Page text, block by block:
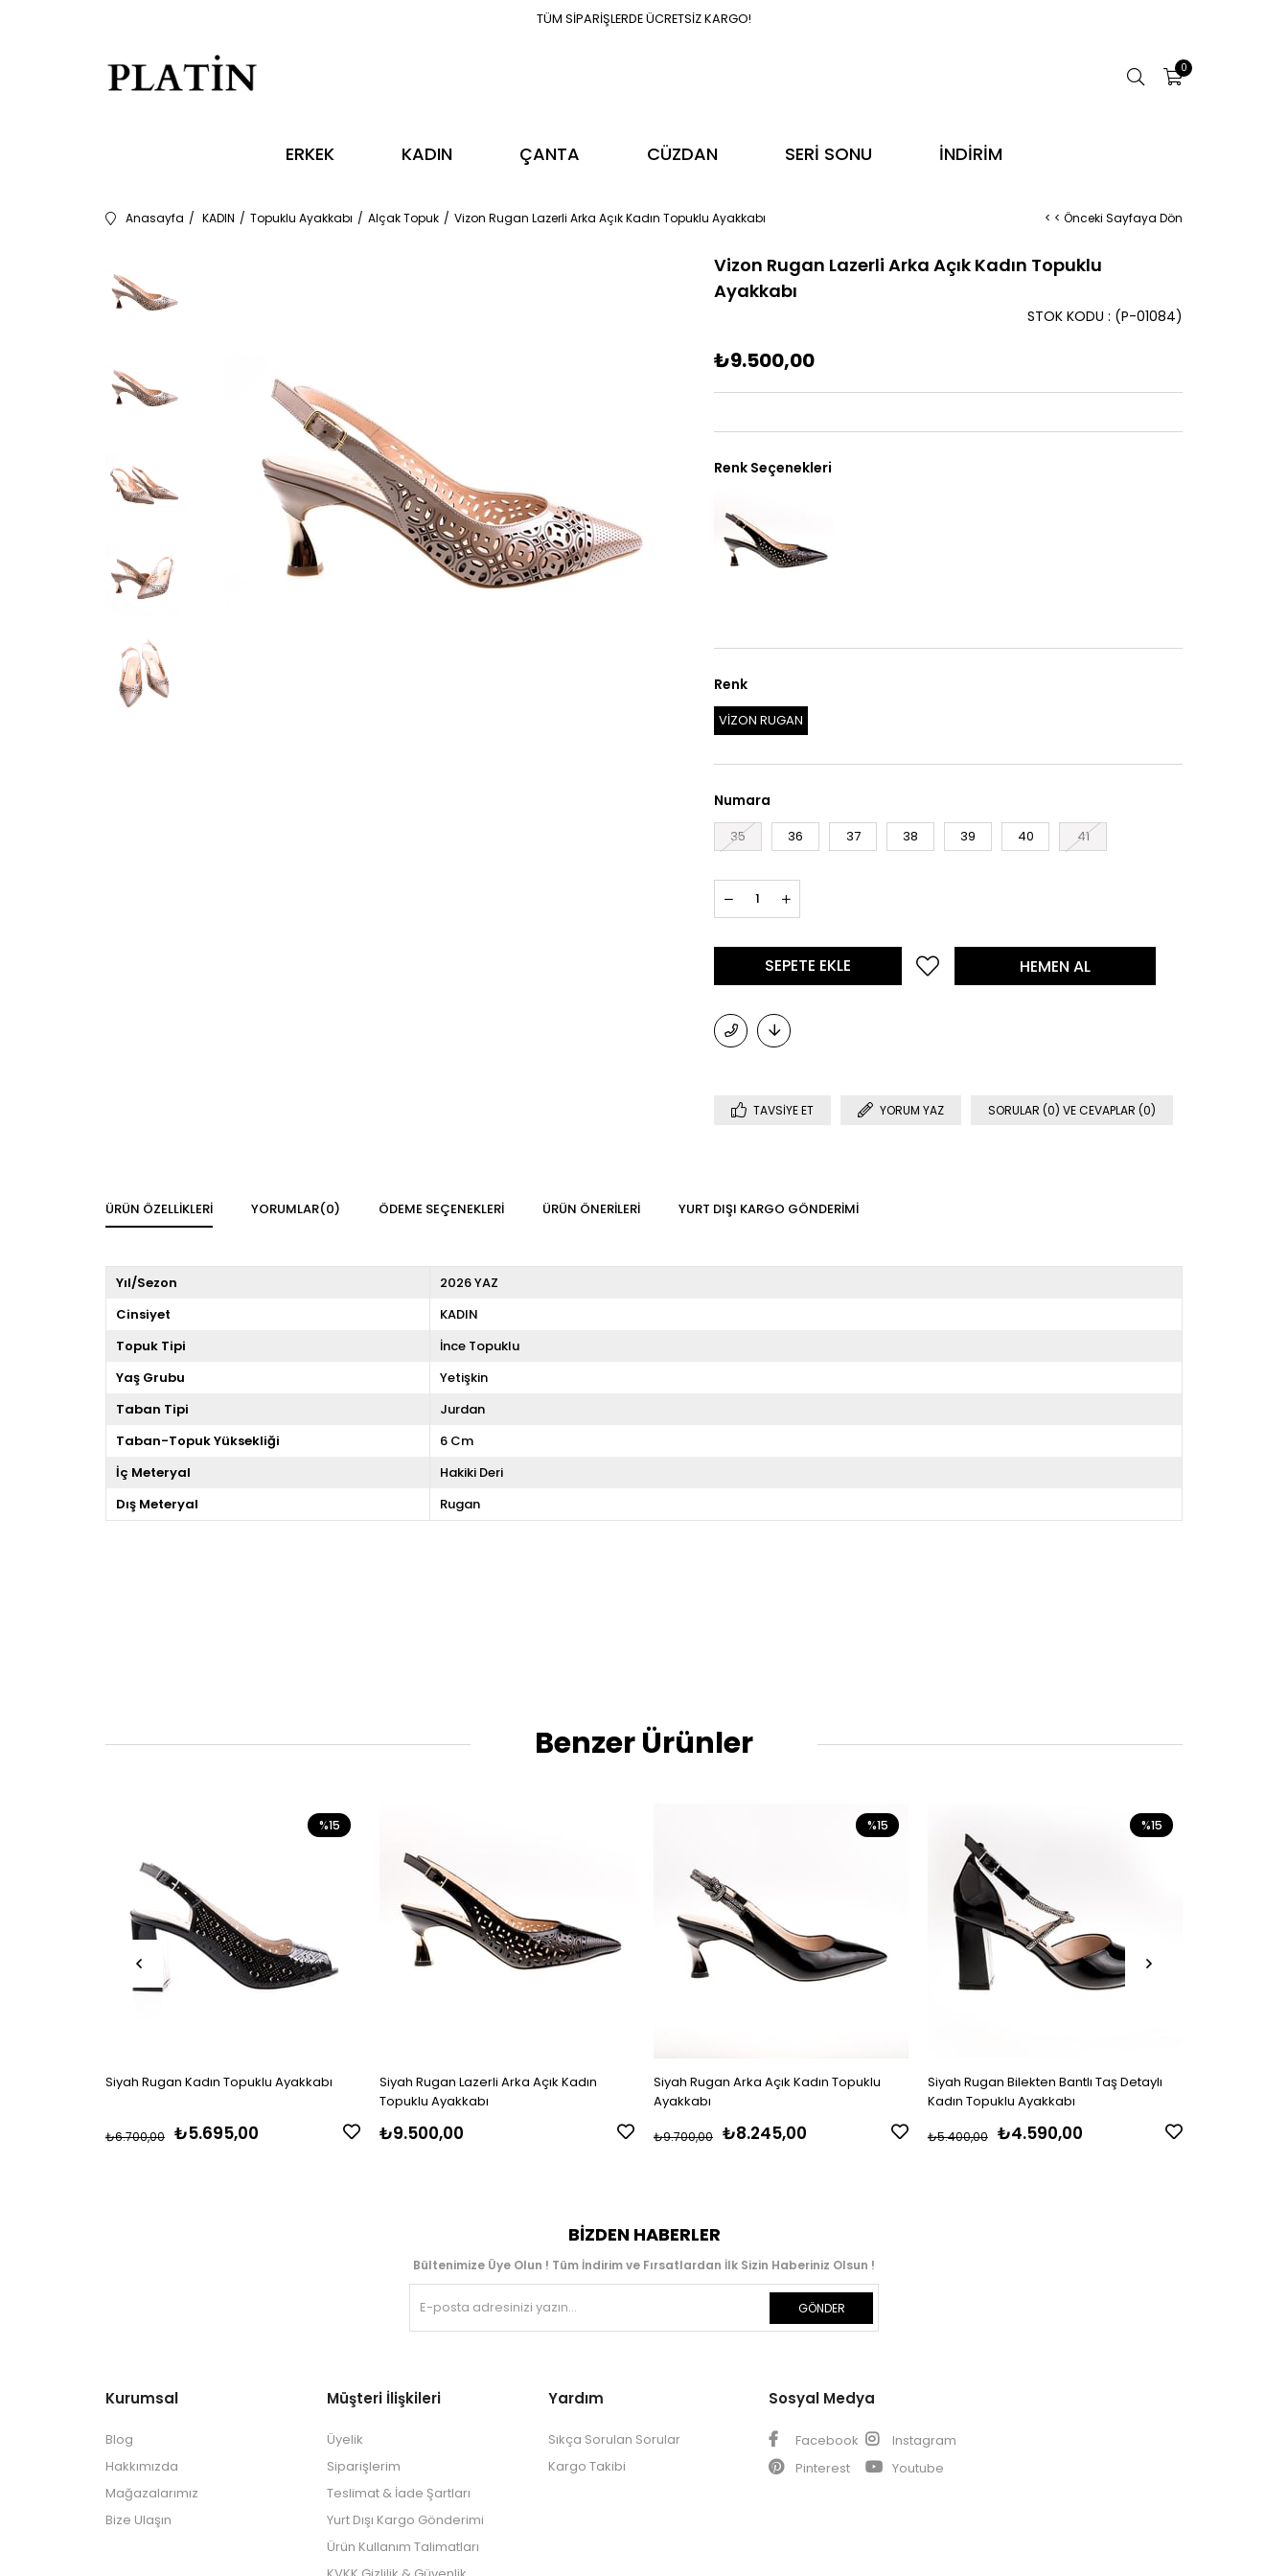
TÜM SİPARİŞLERDE ÜCRETSİZ KARGO!
0
ERKEK KADIN ÇANTA CÜZDAN SERİ SONU İNDİRİM
Anasayfa KADIN Topuklu Ayakkabı Alçak Topuk Vizon Rugan Lazerli Arka Açık Kadın Topuklu Ayakkabı < < Önceki Sayfaya Dön
Vizon Rugan Lazerli Arka Açık Kadın Topuklu
Ayakkabı
(P-01084)
STOK KODU
₺9.500,00
Renk Seçenekleri
Renk
VİZON RUGAN
Numara
35 36 37 38 39 40 41
TAVSIYE ET YORUM YAZ SORULAR (0) VE CEVAPLAR (0)
ÜRÜN ÖZELLIKLERI YORUMLAR(0) ÖDEME SEÇENEKLERI ÜRÜN ÖNERILERI YURT DIŞI KARGO GÖNDERIMI
Yıl/Sezon
2026 YAZ
Cinsiyet
KADIN
Topuk Tipi
İnce Topuklu
Yaş Grubu
Yetişkin
Taban Tipi
Jurdan
Taban-Topuk Yüksekliği
6 Cm
İç Meteryal
Hakiki Deri
Dış Meteryal
Rugan
Benzer Ürünler
Siyah Rugan Kadın Topuklu Ayakkabı
₺5.695,00
₺6.700,00
%15
Siyah Rugan Lazerli Arka Açık Kadın
Topuklu Ayakkabı
₺9.500,00
Siyah Rugan Arka Açık Kadın Topuklu
Ayakkabı
₺8.245,00
₺9.700,00
%15
Siyah Rugan Bilekten Bantlı Taş Detaylı
Kadın Topuklu Ayakkabı
₺4.590,00
₺5.400,00
%15
BIZDEN HABERLER
Bültenimize Üye Olun ! Tüm İndirim ve Fırsatlardan İlk Sizin Haberiniz Olsun !
GÖNDER
Kurumsal
Blog
Hakkımızda
Mağazalarımız
Bize Ulaşın
Müşteri İlişkileri
Üyelik
Siparişlerim
Teslimat & İade Şartları
Yurt Dışı Kargo Gönderimi
Ürün Kullanım Talimatları
Yardım
Sıkça Sorulan Sorular
Kargo Takibi
Sosyal Medya
Facebook
Instagram
Pinterest
Youtube